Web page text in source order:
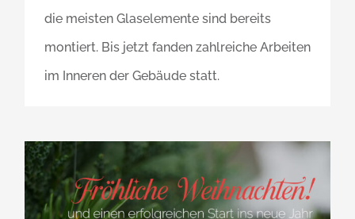
die meisten Glaselemente sind bereits
montiert. Bis jetzt fanden zahlreiche Arbeiten
im Inneren der Gebäude statt.